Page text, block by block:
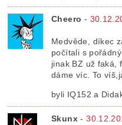
Cheero -
Medvěde, díkec
počítali s
jinak BZ už faká,
dáme víc. To
byli IQ152 a
Skunx -